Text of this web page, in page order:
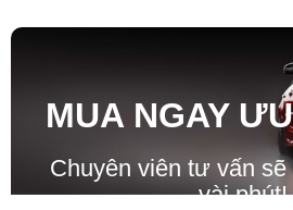
MUA NGAY
Chuyên viên tư vấn
vài phút!